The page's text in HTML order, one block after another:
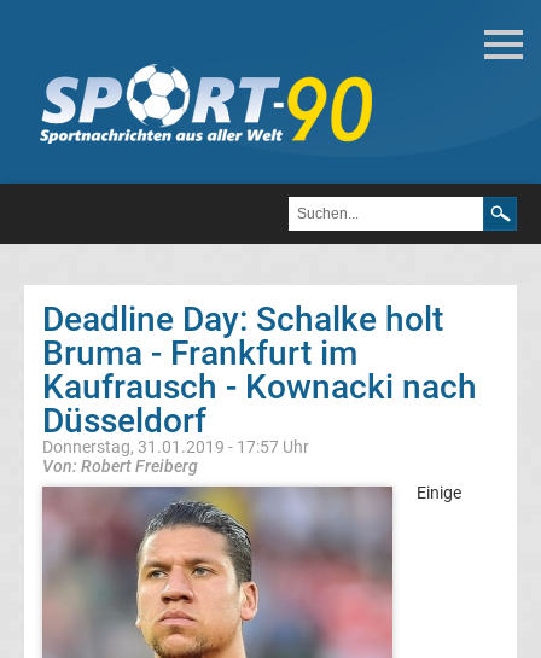
Fußball
Bundesliga
3.
Liga
DFB-
Pokal
Deadline Day: Schalke holt
Bruma - Frankfurt im
Kaufrausch - Kownacki nach
Düsseldorf
Donnerstag, 31.01.2019 - 17:57 Uhr
Von: Robert Freiberg
Einige